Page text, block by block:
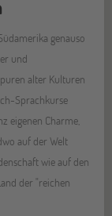
genauso
und
alter Kulturen
Sprachkurse
eigenen Charme,
auf der Welt
wie auf den
der "reichen